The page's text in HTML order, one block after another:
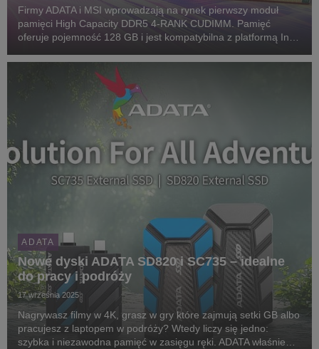
Firmy ADATA i MSI wprowadzają na rynek pierwszy moduł
pamięci High Capacity DDR5 4-RANK CUDIMM. Pamięć
oferuje pojemność 128 GB i jest kompatybilna z platformą Intel
ADATA
Nowe dyski ADATA SD820 i SC735 – idealne
do pracy i podróży
17 września 2025
Nagrywasz filmy w 4K, grasz w gry które zajmują setki GB albo
pracujesz z laptopem w podróży? Wtedy liczy się jedno:
szybka i niezawodna pamięć w zasięgu ręki. ADATA właśnie